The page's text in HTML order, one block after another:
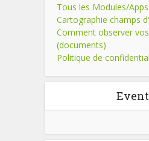
Tous les Modules/
Cartographie champs
Comment observer
(documents)
Politique de